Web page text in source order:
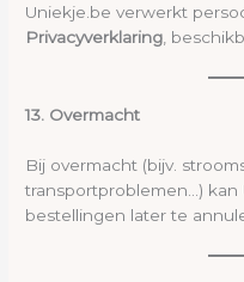
Uniekje.be verwerkt
Privacyverklaring ,
13. Overmacht
Bij overmacht (bijv.
transportproblemen…) kan
bestellingen later te